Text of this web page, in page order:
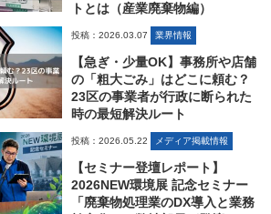
トとは（産業廃棄物編）
投稿：2026.03.07 業界情報
【急ぎ・少量OK】事務所や店舗
の「粗大ごみ」はどこに頼む？
23区の事業者が行政に断られた
時の最短解決ルート
投稿：2026.05.22 メディア掲載情報
【セミナー登壇レポート】
2026NEW環境展 記念セミナー
「廃棄物処理業のDX導入と業務